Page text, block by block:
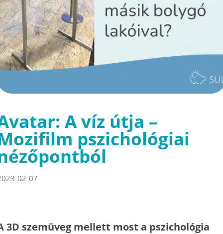
A víz útja –
pszichológiai
02-07
3D szemüveg mellett most a pszichológia